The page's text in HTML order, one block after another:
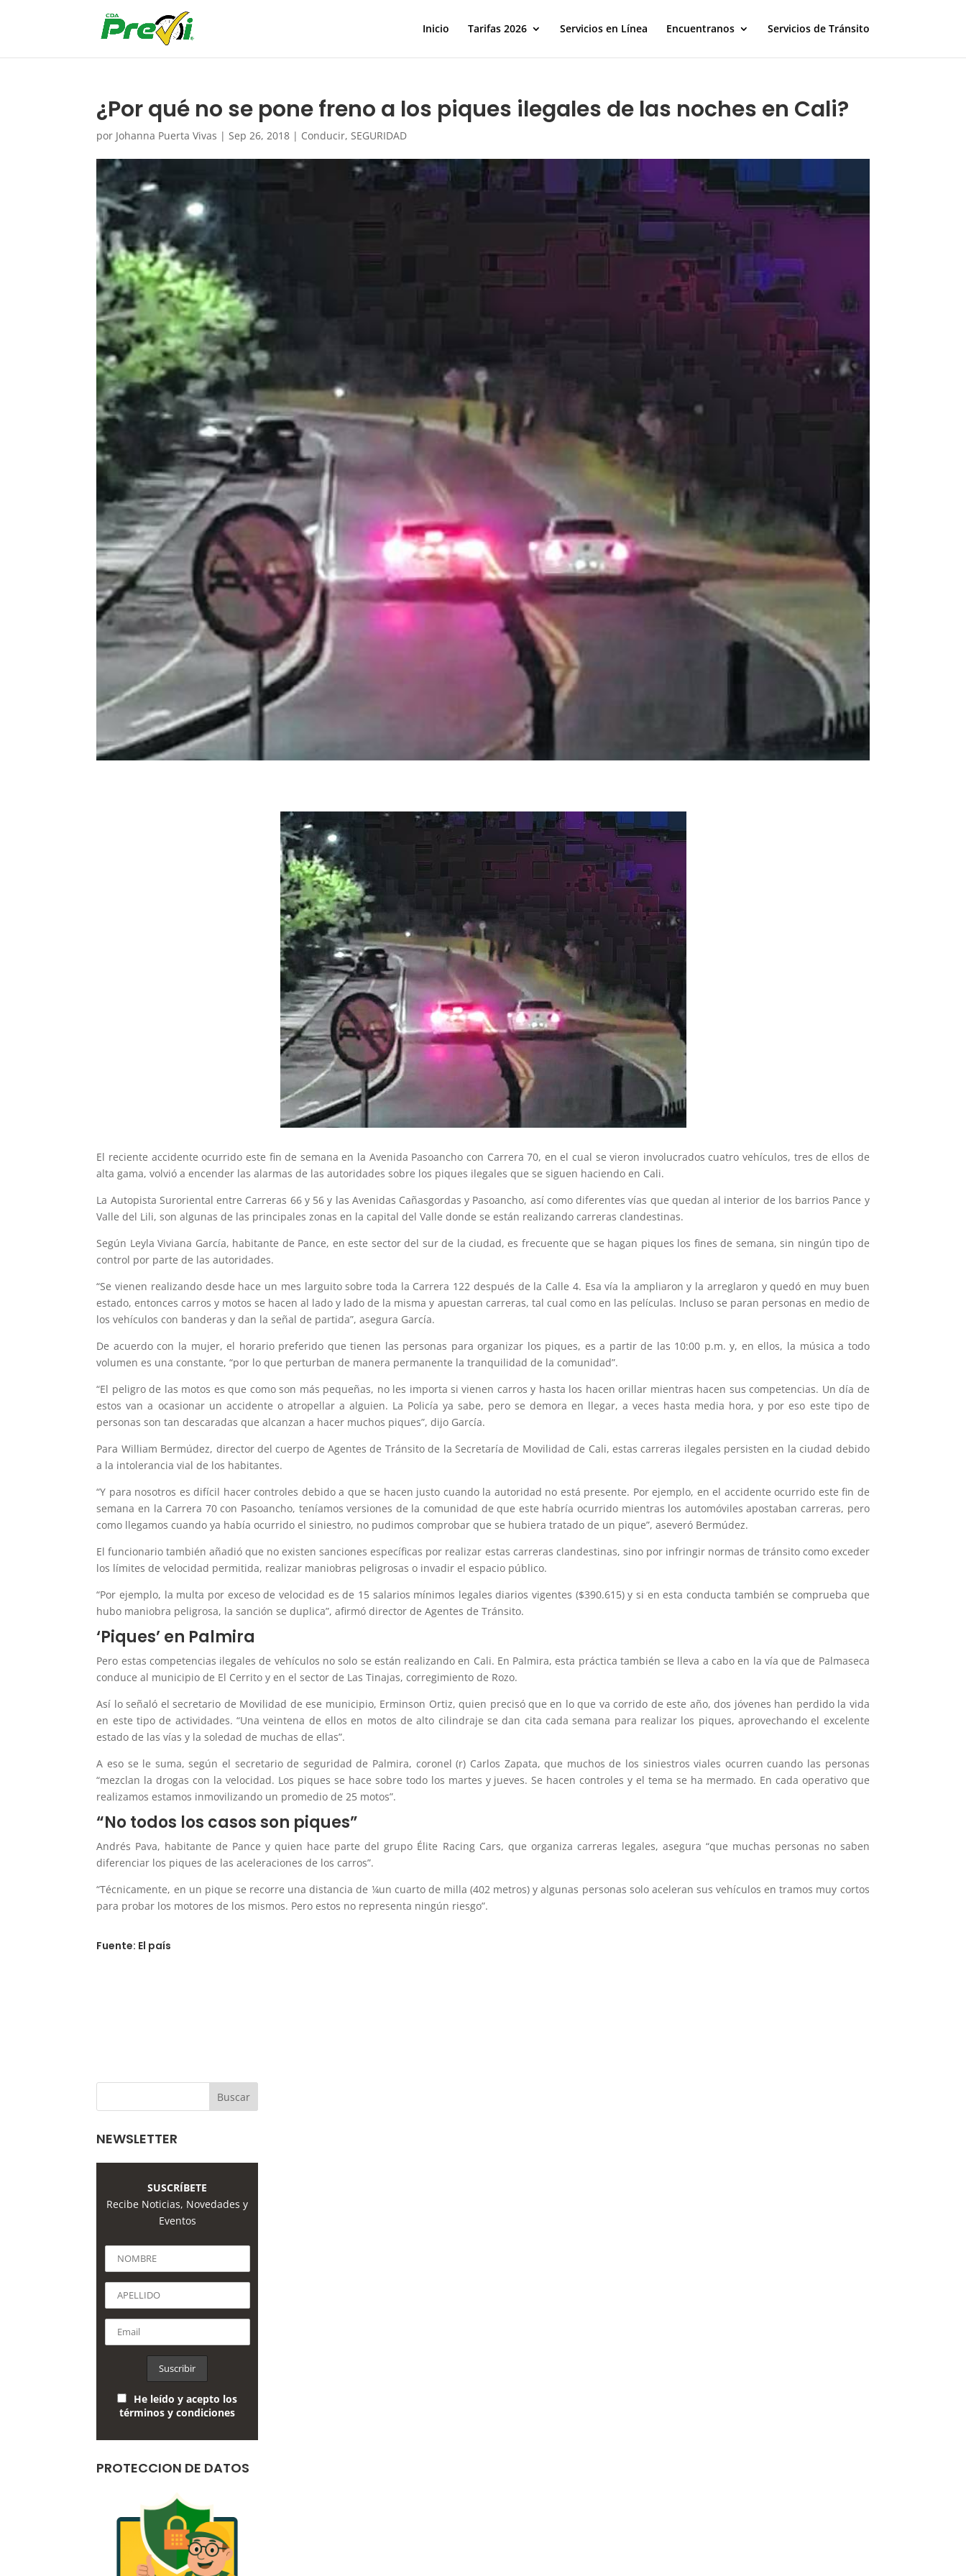
Inicio Tarifas 2026 Servicios en Línea Encuentranos Servicios de Tránsito
¿Por qué no se pone freno a los piques ilegales de las noches en Cali?
por Johanna Puerta Vivas |Sep 26, 2018 | Conducir,SEGURIDAD
El reciente accidente ocurrido este fin de semana en la Avenida Pasoancho con Carrera 70, en el cual se vieron involucrados cuatro vehículos, tres de ellos de
alta gama, volvió a encender las alarmas de las autoridades sobre los piques ilegales que se siguen haciendo en Cali.
La Autopista Suroriental entre Carreras 66 y 56 y las Avenidas Cañasgordas y Pasoancho, así como diferentes vías que quedan al interior de los barrios Pance y
Valle del Lili, son algunas de las principales zonas en la capital del Valle donde se están realizando carreras clandestinas.
Según Leyla Viviana García, habitante de Pance, en este sector del sur de la ciudad, es frecuente que se hagan piques los fines de semana, sin ningún tipo de
control por parte de las autoridades.
“Se vienen realizando desde hace un mes larguito sobre toda la Carrera 122 después de la Calle 4. Esa vía la ampliaron y la arreglaron y quedó en muy buen
estado, entonces carros y motos se hacen al lado y lado de la misma y apuestan carreras, tal cual como en las películas. Incluso se paran personas en medio de
los vehículos con banderas y dan la señal de partida”, asegura García.
De acuerdo con la mujer, el horario preferido que tienen las personas para organizar los piques, es a partir de las 10:00 p.m. y, en ellos, la música a todo
volumen es una constante, “por lo que perturban de manera permanente la tranquilidad de la comunidad”.
“El peligro de las motos es que como son más pequeñas, no les importa si vienen carros y hasta los hacen orillar mientras hacen sus competencias. Un día de
estos van a ocasionar un accidente o atropellar a alguien. La Policía ya sabe, pero se demora en llegar, a veces hasta media hora, y por eso este tipo de
personas son tan descaradas que alcanzan a hacer muchos piques”, dijo García.
Para William Bermúdez, director del cuerpo de Agentes de Tránsito de la Secretaría de Movilidad de Cali, estas carreras ilegales persisten en la ciudad debido
a la intolerancia vial de los habitantes.
“Y para nosotros es difícil hacer controles debido a que se hacen justo cuando la autoridad no está presente. Por ejemplo, en el accidente ocurrido este fin de
semana en la Carrera 70 con Pasoancho, teníamos versiones de la comunidad de que este habría ocurrido mientras los automóviles apostaban carreras, pero
como llegamos cuando ya había ocurrido el siniestro, no pudimos comprobar que se hubiera tratado de un pique”, aseveró Bermúdez.
El funcionario también añadió que no existen sanciones específicas por realizar estas carreras clandestinas, sino por infringir normas de tránsito como exceder
los límites de velocidad permitida, realizar maniobras peligrosas o invadir el espacio público.
“Por ejemplo, la multa por exceso de velocidad es de 15 salarios mínimos legales diarios vigentes ($390.615) y si en esta conducta también se comprueba que
hubo maniobra peligrosa, la sanción se duplica”, afirmó director de Agentes de Tránsito.
‘Piques’ en Palmira
Pero estas competencias ilegales de vehículos no solo se están realizando en Cali. En Palmira, esta práctica también se lleva a cabo en la vía que de Palmaseca
conduce al municipio de El Cerrito y en el sector de Las Tinajas, corregimiento de Rozo.
Así lo señaló el secretario de Movilidad de ese municipio, Erminson Ortiz, quien precisó que en lo que va corrido de este año, dos jóvenes han perdido la vida
en este tipo de actividades. “Una veintena de ellos en motos de alto cilindraje se dan cita cada semana para realizar los piques, aprovechando el excelente
estado de las vías y la soledad de muchas de ellas”.
A eso se le suma, según el secretario de seguridad de Palmira, coronel (r) Carlos Zapata, que muchos de los siniestros viales ocurren cuando las personas
“mezclan la drogas con la velocidad. Los piques se hace sobre todo los martes y jueves. Se hacen controles y el tema se ha mermado. En cada operativo que
realizamos estamos inmovilizando un promedio de 25 motos”.
“No todos los casos son piques”
Andrés Pava, habitante de Pance y quien hace parte del grupo Élite Racing Cars, que organiza carreras legales, asegura “que muchas personas no saben
diferenciar los piques de las aceleraciones de los carros”.
“Técnicamente, en un pique se recorre una distancia de ¼un cuarto de milla (402 metros) y algunas personas solo aceleran sus vehículos en tramos muy cortos
para probar los motores de los mismos. Pero estos no representa ningún riesgo”.
Fuente: El país
NEWSLETTER
SUSCRÍBETE
Recibe Noticias, Novedades y
Eventos
He leído y acepto los
términos y condiciones
PROTECCION DE DATOS